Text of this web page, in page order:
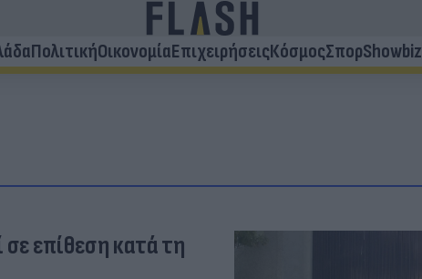
ΠολιτικήΟικονομίαΕπιχειρήσειςΚόσμοςΣπορShowbiz
σε επίθεση κατά τη